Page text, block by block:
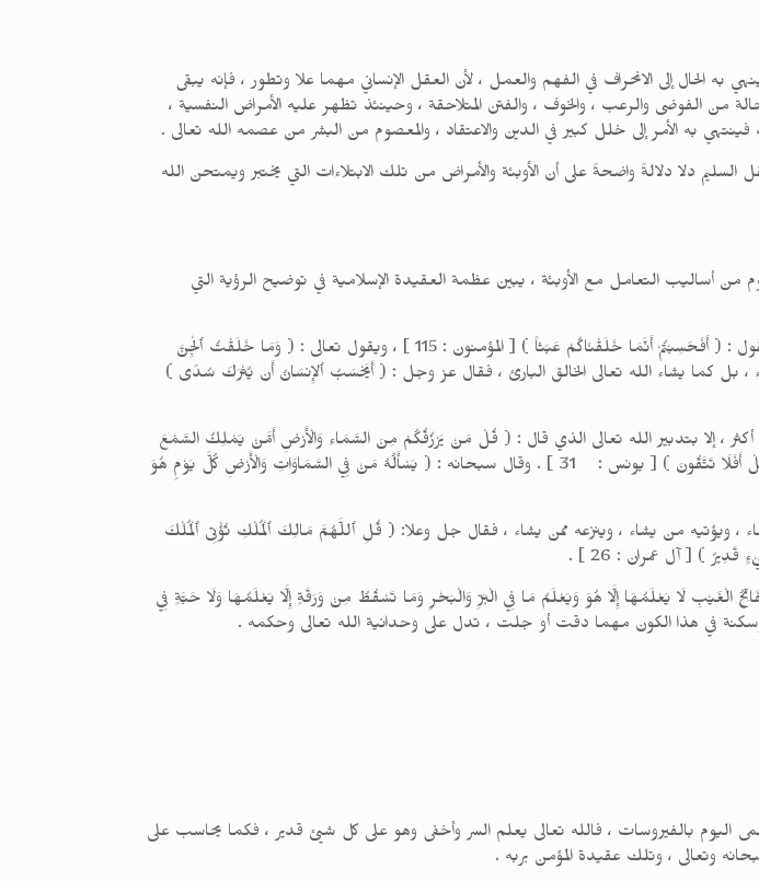
به الحال إلى الانحراف في الفهم والعمل ، لأن العقل الإنساني مهما علا وتطور ، فإنه يبقى
من الفوضى والرعب ، والخوف ، والفتن المتلاحقة ، وحينئذ تظهر عليه الأمراض النفسية ،
فينتهي به الأمر إلى خلل كبير في الدين والاعتقاد ، والمعصوم من البشر من عصمه الله تعالى .
السليم دلا دلالةً واضحةً على أن الأوبئة والأمراض من تلك الابتلاءات التي يختبر ويمتحن الله
من أساليب التعامل مع الأوبئة ، يبين عظمة العقيدة الإسلامية في توضيح الرؤية التي
منذ خلق الله تعالى هذا العالم والإنسان ، لم يترك هذا الخلق عبثاً ولا سدىً ، والله تعالى يقول : ( أَفَحَسِبْتُمْ أَنَّمَا خَلَقْنَاكُمْ عَبَثاً ) [ المؤمنون : 115 ] ، ويقول تعالى : ( وَمَا خَلَقْتُ ٱلْجِنَّ
الخلق يسير كما يشاء ، بل كما يشاء الله تعالى الخالق البارئ ، فقال عز وجل : ( أَيَحْسَبُ ٱلإِنسَانُ أَن يُتْرَكَ سُدًى )
، إلا بتدبير الله تعالى الذي قال : ( قُلْ مَنْ يَرْزُقُكُمْ مِنَ السَّمَاءِ وَالْأَرْضِ أَمَّنْ يَمْلِكُ السَّمْعَ
وَالْأَبْصَارَ وَمَنْ يُخْرِجُ الْحَيَّ مِنَ الْمَيِّتِ وَيُخْرِجُ الْمَيِّتَ مِنَ الْحَيِّ وَمَنْ يُدَبِّرُ الْأَمْرَ فَسَيَقُولُونَ اللَّهُ فَقُلْ أَفَلَا تَتَّقُونَ ) [ يونس : 31 ] . وقال سبحانه : ( يَسْأَلُهُ مَنْ فِي السَّمَاوَاتِ وَالْأَرْضِ كُلَّ يَوْمٍ هُوَ
، ويؤتيه من يشاء ، وينزعه ممن يشاء ، فقال جل وعلا: ( قُلِ ٱللَّهُمَّ مَالِكَ ٱلْمُلْكِ تُؤْتِى ٱلْمُلْكَ
) [ آل عمران : 26 ] .
لَا يَعْلَمُهَا إِلَّا هُوَ وَيَعْلَمُ مَا فِي الْبَرِّ وَالْبَحْرِ وَمَا تَسْقُطُ مِنْ وَرَقَةٍ إِلَّا يَعْلَمُهَا وَلَا حَبَّةٍ فِي
اليوم بالفيروسات ، فالله تعالى يعلم السر وأخفى وهو على كل شيئ قدير ، فكما يحاسب على
وتعالى ، وتلك عقيدة المؤمن بربه .